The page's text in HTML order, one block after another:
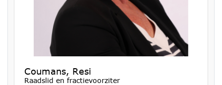
Coumans, Resi
Raadslid en fractievoorziter